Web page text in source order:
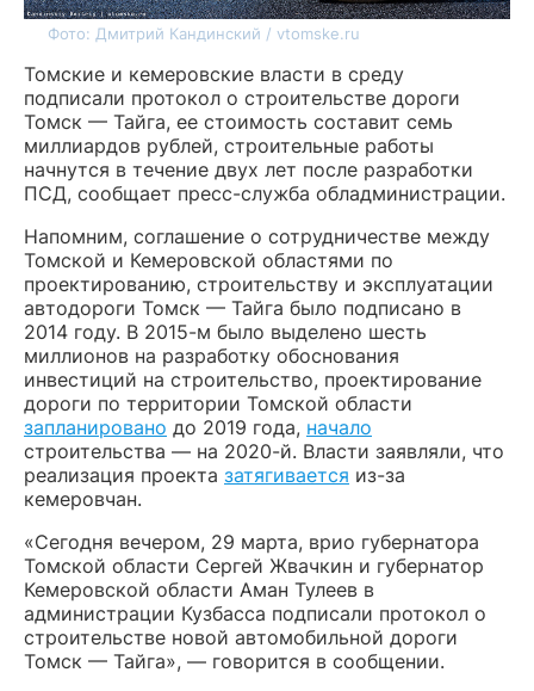
Фото: Дмитрий Кандинский / vtomske.ru
Томские и кемеровские власти в среду
подписали протокол о строительстве дороги
Томск — Тайга, ее стоимость составит семь
миллиардов рублей, строительные работы
начнутся в течение двух лет после разработки
ПСД, сообщает пресс-служба обладминистрации.
Напомним, соглашение о сотрудничестве между
Томской и Кемеровской областями по
проектированию, строительству и эксплуатации
автодороги Томск — Тайга было подписано в
2014 году. В 2015-м было выделено шесть
миллионов на разработку обоснования
инвестиций на строительство, проектирование
дороги по территории Томской области
запланировано до 2019 года, начало
строительства — на 2020-й. Власти заявляли, что
реализация проекта затягивается из-за
кемеровчан.
«Сегодня вечером, 29 марта, врио губернатора
Томской области Сергей Жвачкин и губернатор
Кемеровской области Аман Тулеев в
администрации Кузбасса подписали протокол о
строительстве новой автомобильной дороги
Томск — Тайга», — говорится в сообщении.